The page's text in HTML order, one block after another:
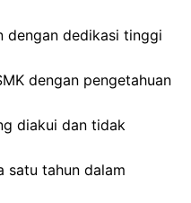
dengan dedikasi tinggi
dengan pengetahuan
diakui dan tidak
satu tahun dalam